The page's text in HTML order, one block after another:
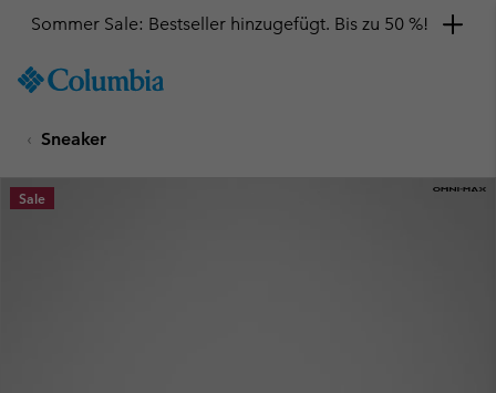
TO
SKIP
MAIN
NAV
Sommer Sale: Bestseller hinzugefügt. Bis zu 50 %!
Sneaker
Sale